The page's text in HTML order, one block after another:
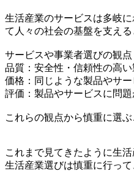
生活産業のサービスは多岐
て人々の社会の基盤を支え
サービスや事業者選びの観点
品質：安全性・信頼性の高
価格：同じような製品やサ
評価：製品やサービスに問
これらの観点から慎重に選
これまで見てきたように生
生活産業選びは慎重に行っ